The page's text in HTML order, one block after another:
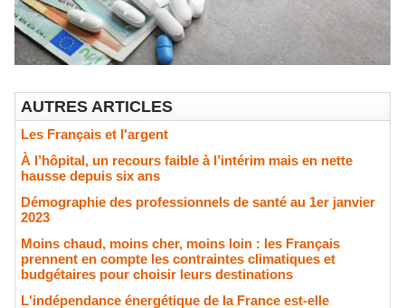
AUTRES ARTICLES
Les Français et l'argent
À l’hôpital, un recours faible à l’intérim mais en nette
hausse depuis six ans
Démographie des professionnels de santé au 1er janvier
2023
Moins chaud, moins cher, moins loin : les Français
prennent en compte les contraintes climatiques et
budgétaires pour choisir leurs destinations
L'indépendance énergétique de la France est-elle